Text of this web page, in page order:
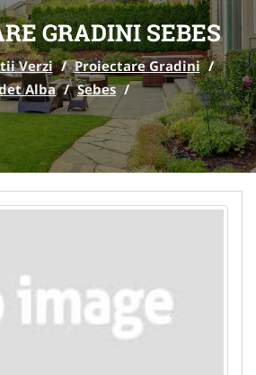
GRADINI SEBES
Verzi / Proiectare Gradini /
Alba / Sebes /